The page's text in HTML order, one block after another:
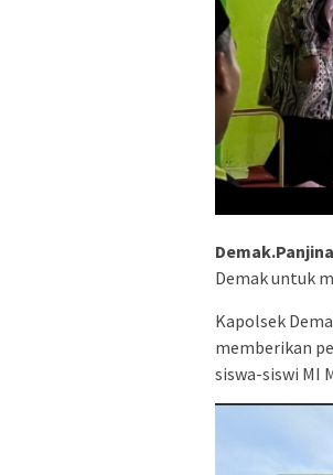
Demak untuk
Kapolsek
memberikan
siswa-siswi MI